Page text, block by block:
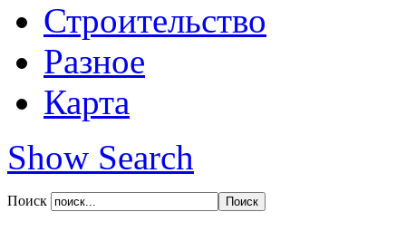
Строительство
Разное
Карта
Show Search
Поиск